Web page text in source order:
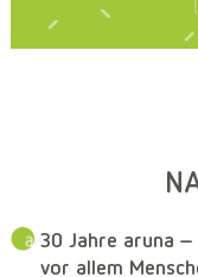
30 Jahre aruna –
vor allem